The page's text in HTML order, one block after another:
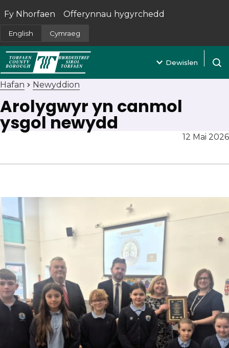
English Cymraeg
Fy Nhorfaen
(yn agor mewn tab newydd)
Offerynnau hygyrchedd
Dewislen
Hafan Newyddion
Arolygwyr yn canmol
ysgol newydd
12 Mai 2026